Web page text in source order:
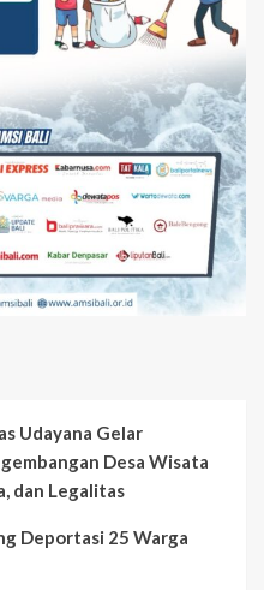
Udayana Gelar
Desa Wisata
dan Legalitas
Deportasi 25 Warga